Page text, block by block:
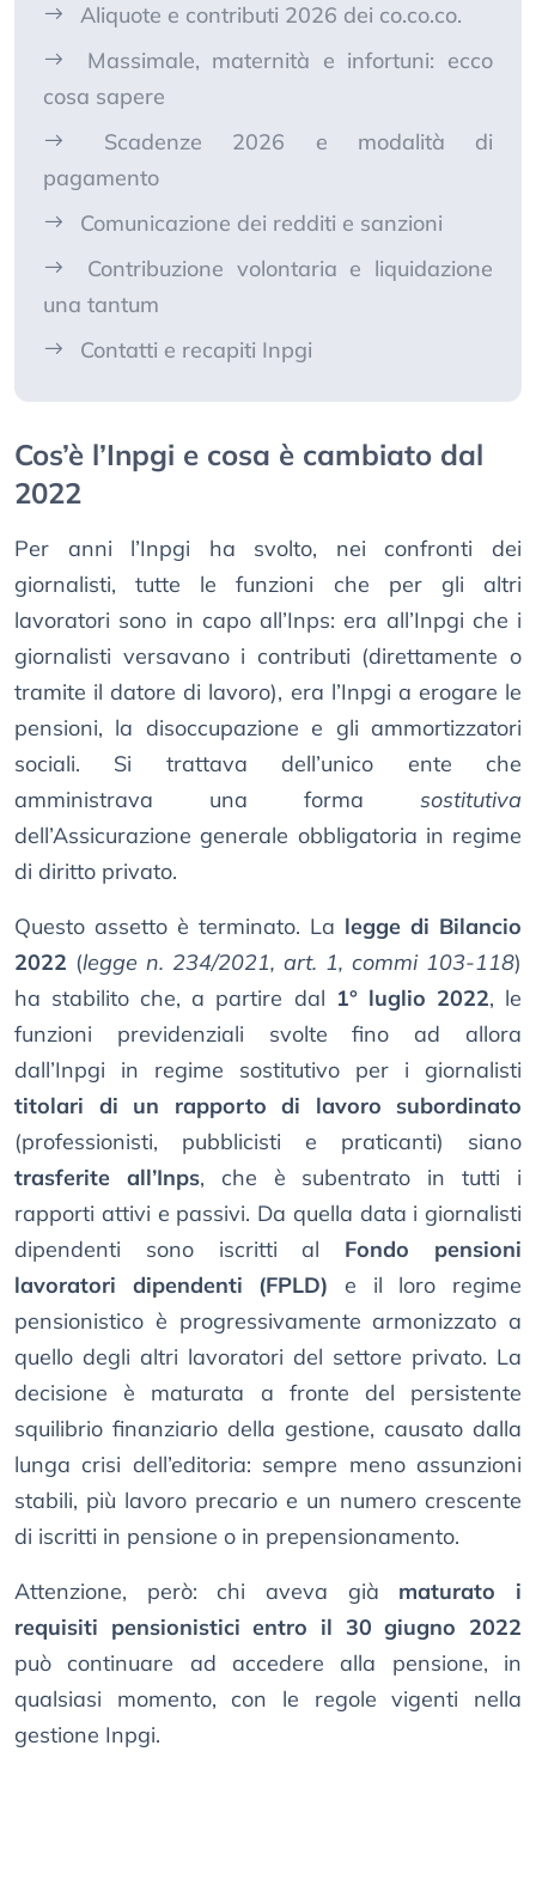
Aliquote e contributi 2026 dei co.co.co.
Massimale, maternità e infortuni: ecco
cosa sapere
Scadenze 2026 e modalità di
pagamento
Comunicazione dei redditi e sanzioni
Contribuzione volontaria e liquidazione
una tantum
Contatti e recapiti Inpgi
Cos’è l’Inpgi e cosa è cambiato dal
2022
Per anni l’Inpgi ha svolto, nei confronti dei
giornalisti, tutte le funzioni che per gli altri
lavoratori sono in capo all’Inps: era all’Inpgi che i
giornalisti versavano i contributi (direttamente o
tramite il datore di lavoro), era l’Inpgi a erogare le
pensioni, la disoccupazione e gli ammortizzatori
sociali. Si trattava dell’unico ente che
amministrava una forma sostitutiva
dell’Assicurazione generale obbligatoria in regime
di diritto privato.
Questo assetto è terminato. La legge di Bilancio
2022 (legge n. 234/2021, art. 1, commi 103-118)
ha stabilito che, a partire dal 1° luglio 2022, le
funzioni previdenziali svolte fino ad allora
dall’Inpgi in regime sostitutivo per i giornalisti
titolari di un rapporto di lavoro subordinato
(professionisti, pubblicisti e praticanti) siano
trasferite all’Inps, che è subentrato in tutti i
rapporti attivi e passivi. Da quella data i giornalisti
dipendenti sono iscritti al Fondo pensioni
lavoratori dipendenti (FPLD) e il loro regime
pensionistico è progressivamente armonizzato a
quello degli altri lavoratori del settore privato. La
decisione è maturata a fronte del persistente
squilibrio finanziario della gestione, causato dalla
lunga crisi dell’editoria: sempre meno assunzioni
stabili, più lavoro precario e un numero crescente
di iscritti in pensione o in prepensionamento.
Attenzione, però: chi aveva già maturato i
requisiti pensionistici entro il 30 giugno 2022
può continuare ad accedere alla pensione, in
qualsiasi momento, con le regole vigenti nella
gestione Inpgi.